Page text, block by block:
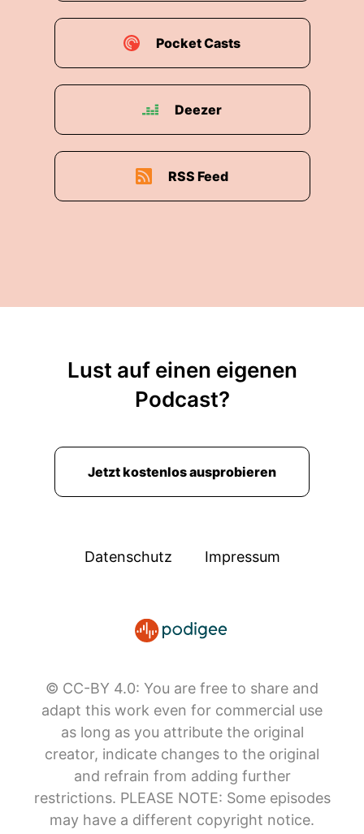
Pocket Casts
Deezer
RSS Feed
Lust auf einen eigenen
Podcast?
Jetzt kostenlos ausprobieren
Datenschutz Impressum
© CC-BY 4.0: You are free to share and
adapt this work even for commercial use
as long as you attribute the original
creator, indicate changes to the original
and refrain from adding further
restrictions. PLEASE NOTE: Some episodes
may have a different copyright notice.